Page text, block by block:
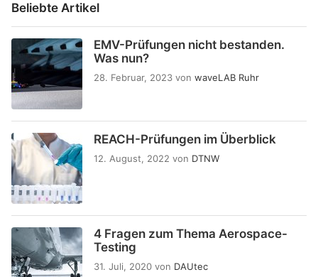
Beliebte Artikel
EMV-Prüfungen nicht bestanden.
Was nun?
28. Februar, 2023 von waveLAB Ruhr
REACH-Prüfungen im Überblick
12. August, 2022 von DTNW
4 Fragen zum Thema Aerospace-
Testing
31. Juli, 2020 von DAUtec